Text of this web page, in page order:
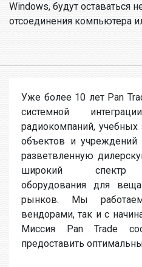
Windows, будут оставаться
отсоединения компьютера
Уже более 10 лет Pan
системной
радиокомпаний, учебных
объектов и
разветвленную
широкий спектр
оборудования для
рынков. Мы
вендорами, так и с
Миссия Pan Trade
предоставить